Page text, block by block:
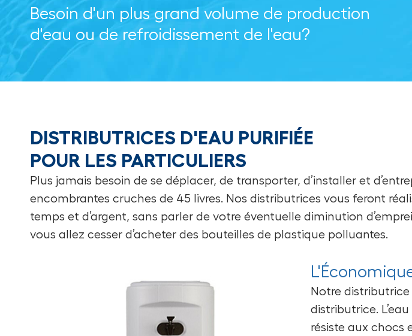
Besoin d'un plus grand volume de production
d'eau ou de refroidissement de l'eau?
DISTRIBUTRICES D'EAU PURIFIÉE
POUR LES PARTICULIERS
Plus jamais besoin de se déplacer, de transporter, d’installer et
encombrantes cruches de 45 livres. Nos distributrices vous feront
temps et d’argent, sans parler de votre éventuelle diminution
vous allez cesser d’acheter des bouteilles de plastique polluantes.
Notre
distributrice.
résiste aux chocs